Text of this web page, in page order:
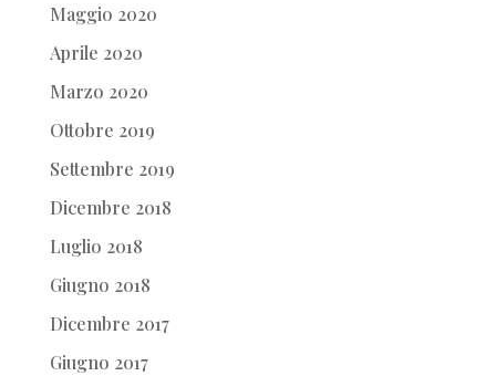
Maggio 2020
Aprile 2020
Marzo 2020
Ottobre 2019
Settembre 2019
Dicembre 2018
Luglio 2018
Giugno 2018
Dicembre 2017
Giugno 2017